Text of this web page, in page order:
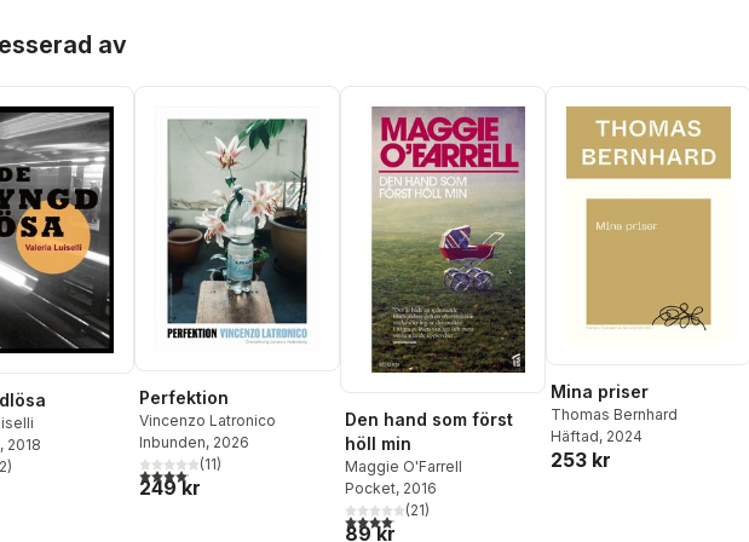
av
, 2018
Totalt antal röster:
2)
Perfektion
Vincenzo Latronico
Inbunden, 2026
4,1utav 5 stjärnor. Totalt antal röster:
(11)
249 kr
Den hand som först
höll min
Maggie O'Farrell
Pocket, 2016
4,1utav 5 stjärnor. Totalt antal röster:
(21)
89 kr
Mina priser
Thomas Bernhard
Häftad, 2024
253 kr